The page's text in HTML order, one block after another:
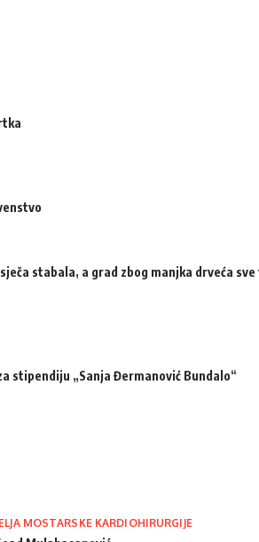
stabala, a grad zbog manjka drveća
stipendiju „Sanja Đermanović Bundalo“
MOSTARSKE KARDIOHIRURGIJE